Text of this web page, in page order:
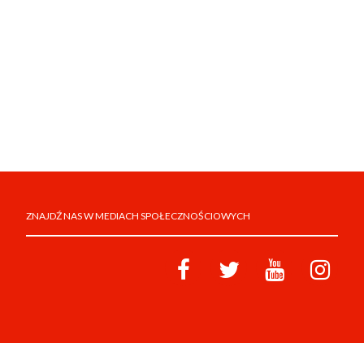
ZNAJDŹ NAS W MEDIACH SPOŁECZNOŚCIOWYCH